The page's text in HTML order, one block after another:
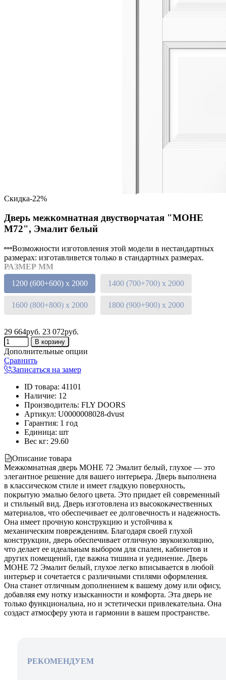
Скидка-22%
Дверь межкомнатная двустворчатая "МОНЕ
M72", Эмалит белый
Возможности изготовления этой модели в нестандартных
размерах: изготавливется только в стандартных размерах.
РАЗМЕР ММ
1200 (600+600) х 2000
1400 (700+700) х 2000
1600 (800+800) х 2000 1800 (900+900) х 2000
29 664руб. 23 072руб.
Дополнительные опции
Сравнить
Записаться на замер
ID товара: 41101
Наличие: 12
Производитель: FLY DOORS
Артикул: U0000008028-dvust
Гарантия: 1 год
Единица: шт
Вес кг: 29.60
Описание товара
Межкомнатная дверь МОНЕ 72 Эмалит белый, глухое — это
элегантное решение для вашего интерьера. Дверь выполнена
в классическом стиле и имеет гладкую поверхность,
покрытую эмалью белого цвета. Это придает ей современный
и стильный вид. Дверь изготовлена из высококачественных
материалов, что обеспечивает ее долговечность и надежность.
Она имеет прочную конструкцию и устойчива к
механическим повреждениям. Благодаря своей глухой
конструкции, дверь обеспечивает отличную звукоизоляцию,
что делает ее идеальным выбором для спален, кабинетов и
других помещений, где важна тишина и уединение. Дверь
МОНЕ 72 Эмалит белый, глухое легко вписывается в любой
интерьер и сочетается с различными стилями оформления.
Она станет отличным дополнением к вашему дому или офису,
добавляя ему нотку изысканности и комфорта. Эта дверь не
только функциональна, но и эстетически привлекательна. Она
создаст атмосферу уюта и гармонии в вашем пространстве.
РЕКОМЕНДУЕМ